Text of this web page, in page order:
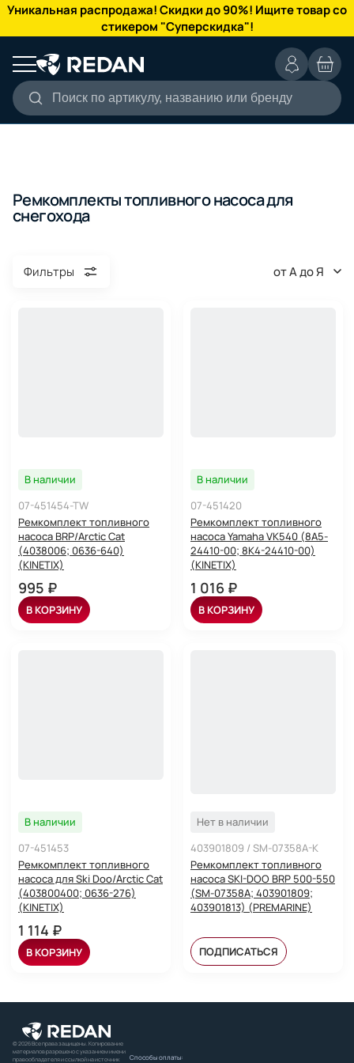
Уникальная распродажа! Скидки до 90%! Ищите товар со
стикером "Суперскидка"!
Поиск по артикулу, названию или бренду
КАТАЛОГ
Ремкомплекты топливного насоса для
снегохода
Фильтры от А до Я
В наличии
07-451454-TW
Ремкомплект топливного
насоса BRP/Arctic Cat
(4038006; 0636-640)
(KINETIX)
995 ₽
В КОРЗИНУ
В наличии
07-451420
Ремкомплект топливного
насоса Yamaha VK540 (8A5-
24410-00; 8K4-24410-00)
(KINETIX)
1 016 ₽
В КОРЗИНУ
В наличии
07-451453
Ремкомплект топливного
насоса для Ski Doo/Arctic Cat
(403800400; 0636-276)
(KINETIX)
1 114 ₽
В КОРЗИНУ
Нет в наличии
403901809 / SM-07358A-K
Ремкомплект топливного
насоса SKI-DOO BRP 500-550
(SM-07358A; 403901809;
403901813) (PREMARINE)
ПОДПИСАТЬСЯ
© 2026 Все права защищены. Копирование
материалов разрешено с указанием имени
правообладателя и ссылкой на источник
Способы оплаты: